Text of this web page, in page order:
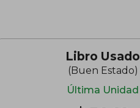
Libro Usado
(Buen Estado)
Última Unidad